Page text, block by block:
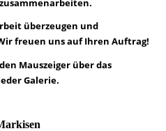
zusammenarbeiten.
überzeugen und
freuen uns auf Ihren Auftrag!
Mauszeiger über das
Galerie.